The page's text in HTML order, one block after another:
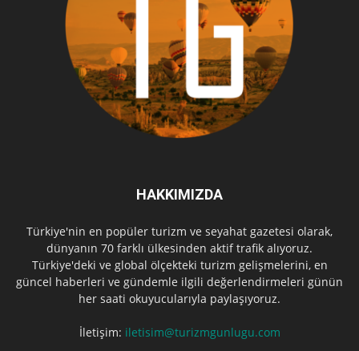
HAKKIMIZDA
Türkiye'nin en popüler turizm ve seyahat gazetesi olarak,
dünyanın 70 farklı ülkesinden aktif trafik alıyoruz.
Türkiye'deki ve global ölçekteki turizm gelişmelerini, en
güncel haberleri ve gündemle ilgili değerlendirmeleri günün
her saati okuyucularıyla paylaşıyoruz.
İletişim: iletisim@turizmgunlugu.com